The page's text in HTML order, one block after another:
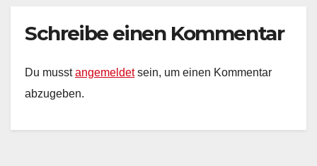
Schreibe einen Kommentar
Du musstangemeldetsein, um einen Kommentar
abzugeben.